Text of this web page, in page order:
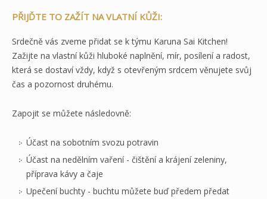
PŘIJĎTE TO ZAŽÍT NA VLATNÍ KŮŽI:
Srdečně vás zveme přidat se k týmu Karuna Sai Kitchen!
Zažijte na vlastní kůži hluboké naplnění, mír, posílení a radost,
která se dostaví vždy, když s otevřeným srdcem věnujete svůj
čas a pozornost druhému.
Zapojit se můžete následovně:
Účast na sobotním svozu potravin
Účast na nedělním vaření - čištění a krájení zeleniny,
příprava kávy a čaje
Upečení buchty - buchtu můžete buď předem předat